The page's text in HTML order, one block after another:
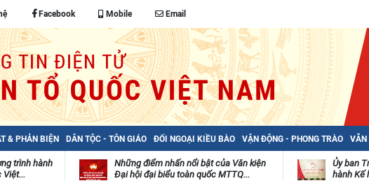
Facebook Mobile Email
& PHẢN BIỆN DÂN TỘC - TÔN GIÁO ĐỐI NGOẠI KIỀU BÀO VẬN ĐỘNG - PHONG TRÀO VĂN
trình hành
Việt...
Những điểm nhấn nổi bật của Văn kiện
Đại hội đại biểu toàn quốc MTTQ...
Ủy ban
hành Kế